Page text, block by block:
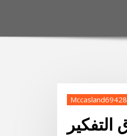
Mccasland69428
التفكير